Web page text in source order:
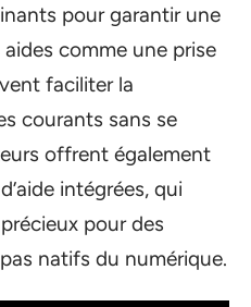
pour garantir une
comme une prise
faciliter la
courants sans se
offrent également
intégrées, qui
pour des
natifs du numérique.